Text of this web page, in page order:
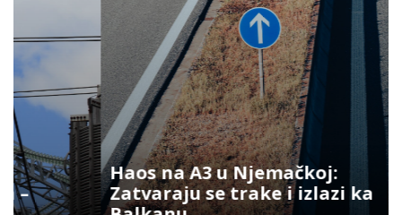
Haos na A3 u Njemačkoj:
Zatvaraju se trake i izlazi ka